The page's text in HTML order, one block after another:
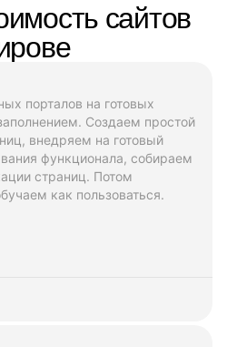
сайтов
порталов на готовых
Создаем простой
внедряем на готовый
функционала, собираем
страниц. Потом
как пользоваться.